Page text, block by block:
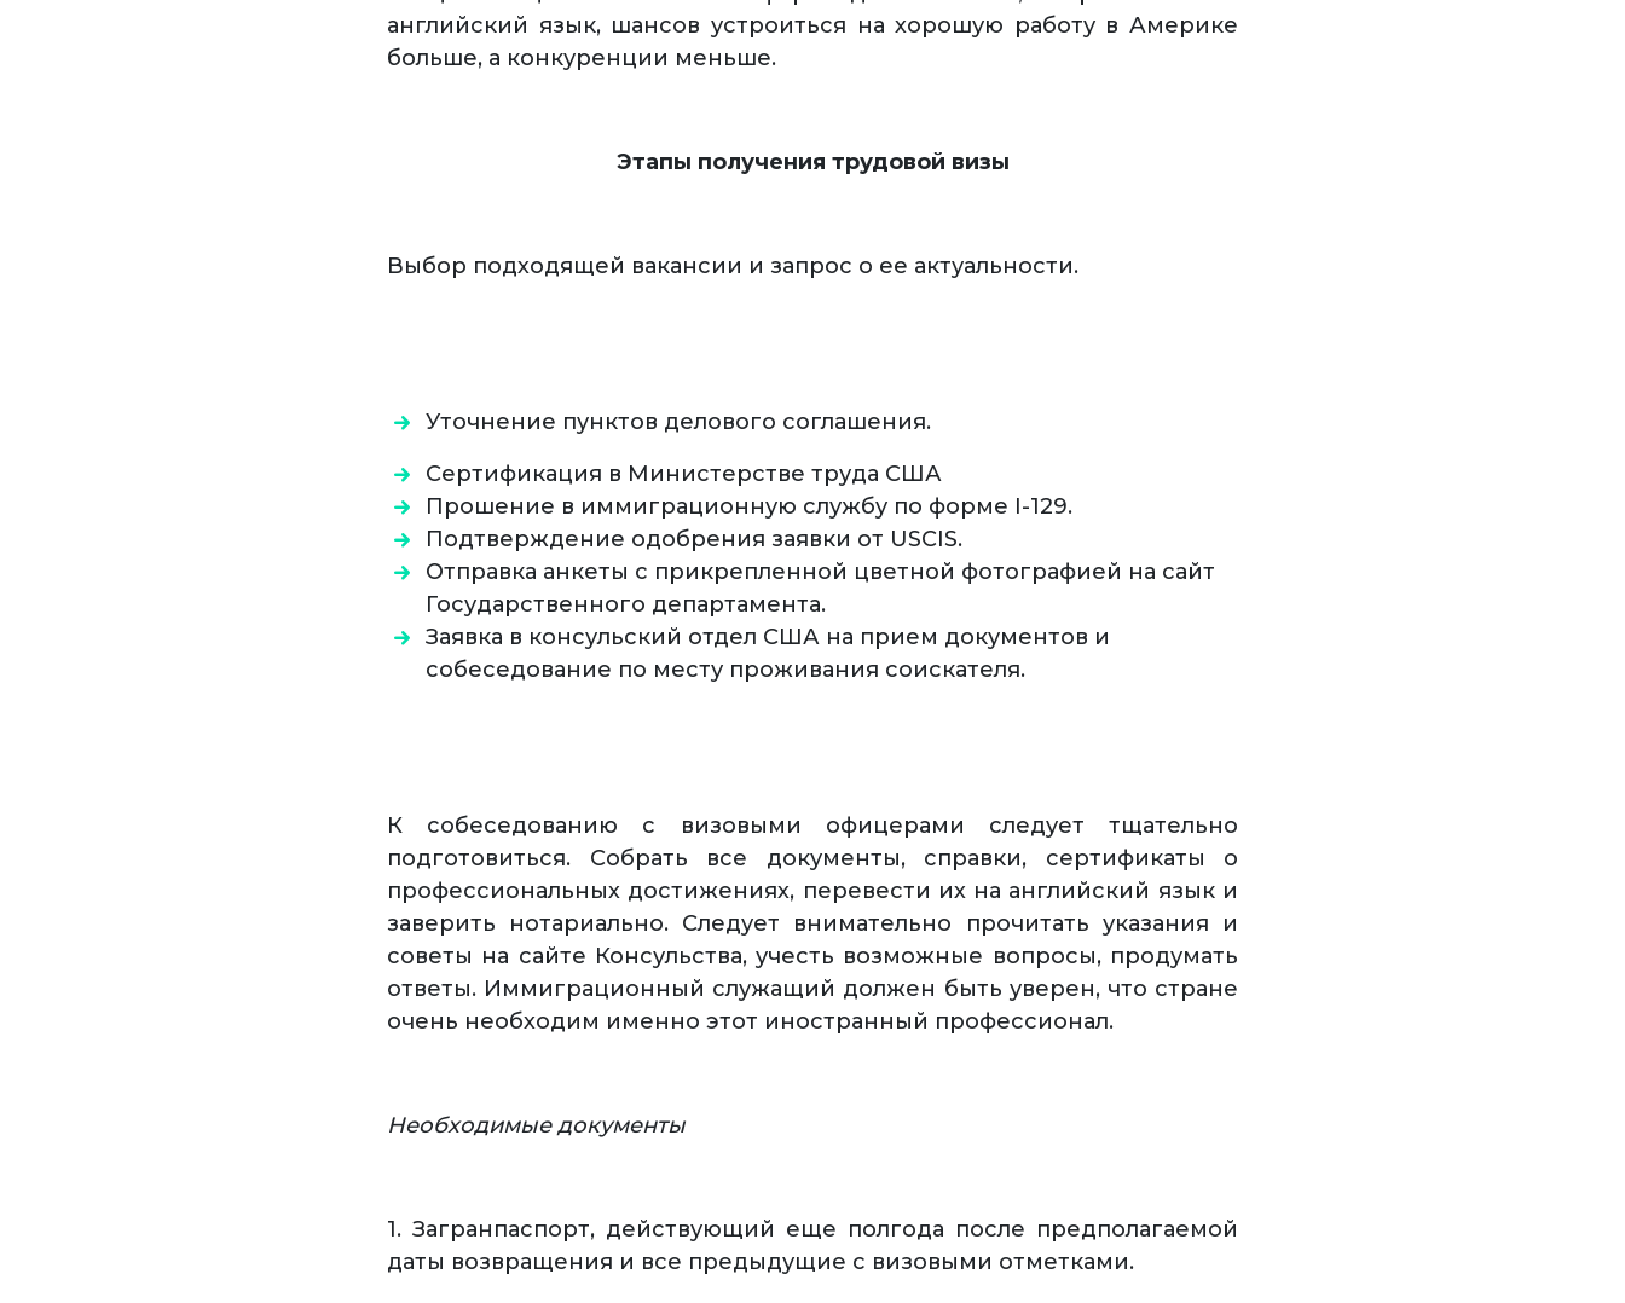
английский язык, шансов устроиться на хорошую работу в Америке
больше, а конкуренции меньше.
Этапы получения трудовой визы
Выбор подходящей вакансии и запрос о ее актуальности.
Уточнение пунктов делового соглашения.
Сертификация в Министерстве труда США
Прошение в иммиграционную службу по форме I-129.
Подтверждение одобрения заявки от USCIS.
Отправка анкеты с прикрепленной цветной фотографией на сайт
Государственного департамента.
Заявка в консульский отдел США на прием документов и
собеседование по месту проживания соискателя.
К собеседованию с визовыми офицерами следует тщательно
подготовиться. Собрать все документы, справки, сертификаты о
профессиональных достижениях, перевести их на английский язык и
заверить нотариально. Следует внимательно прочитать указания и
советы на сайте Консульства, учесть возможные вопросы, продумать
ответы. Иммиграционный служащий должен быть уверен, что стране
очень необходим именно этот иностранный профессионал.
Необходимые документы
1. Загранпаспорт, действующий еще полгода после предполагаемой
даты возвращения и все предыдущие с визовыми отметками.